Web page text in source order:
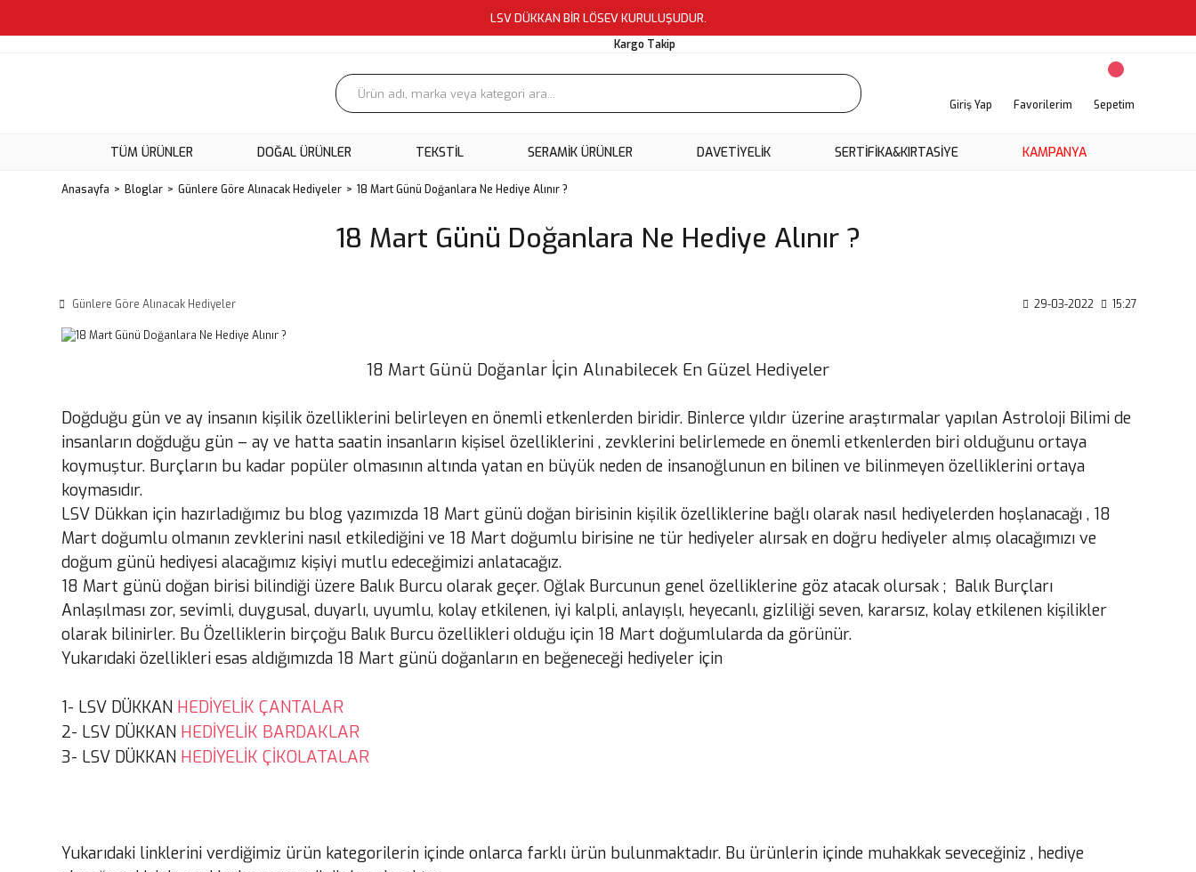
LSV DÜKKAN BİR LÖSEV KURULUŞUDUR.
Kargo Takip
Giriş Yap Favorilerim Sepetim
TÜM ÜRÜNLER DOĞAL ÜRÜNLER TEKSTİL SERAMİK ÜRÜNLER DAVETİYELİK SERTİFİKA&KIRTASİYE KAMPANYA
Anasayfa Bloglar Günlere Göre Alınacak Hediyeler 18 Mart Günü Doğanlara Ne Hediye Alınır ?
18 Mart Günü Doğanlara Ne Hediye Alınır ?
Günlere Göre Alınacak Hediyeler 29-03-2022 15:27
18 Mart Günü Doğanlar İçin Alınabilecek En Güzel Hediyeler
Doğduğu gün ve ay insanın kişilik özelliklerini belirleyen en önemli etkenlerden biridir. Binlerce yıldır üzerine araştırmalar yapılan Astroloji Bilimi de
insanların doğduğu gün – ay ve hatta saatin insanların kişisel özelliklerini , zevklerini belirlemede en önemli etkenlerden biri olduğunu ortaya
koymuştur. Burçların bu kadar popüler olmasının altında yatan en büyük neden de insanoğlunun en bilinen ve bilinmeyen özelliklerini ortaya
koymasıdır.
LSV Dükkan için hazırladığımız bu blog yazımızda 18 Mart günü doğan birisinin kişilik özelliklerine bağlı olarak nasıl hediyelerden hoşlanacağı , 18
Mart doğumlu olmanın zevklerini nasıl etkilediğini ve 18 Mart doğumlu birisine ne tür hediyeler alırsak en doğru hediyeler almış olacağımızı ve
doğum günü hediyesi alacağımız kişiyi mutlu edeceğimizi anlatacağız.
18 Mart günü doğan birisi bilindiği üzere Balık Burcu olarak geçer. Oğlak Burcunun genel özelliklerine göz atacak olursak ; Balık Burçları
Anlaşılması zor, sevimli, duygusal, duyarlı, uyumlu, kolay etkilenen, iyi kalpli, anlayışlı, heyecanlı, gizliliği seven, kararsız, kolay etkilenen kişilikler
olarak bilinirler. Bu Özelliklerin birçoğu Balık Burcu özellikleri olduğu için 18 Mart doğumlularda da görünür.
Yukarıdaki özellikleri esas aldığımızda 18 Mart günü doğanların en beğeneceği hediyeler için
1- LSV DÜKKAN HEDİYELİK ÇANTALAR
2- LSV DÜKKAN HEDİYELİK BARDAKLAR
3- LSV DÜKKAN HEDİYELİK ÇİKOLATALAR
Yukarıdaki linklerini verdiğimiz ürün kategorilerin içinde onlarca farklı ürün bulunmaktadır. Bu ürünlerin içinde muhakkak seveceğiniz , hediye